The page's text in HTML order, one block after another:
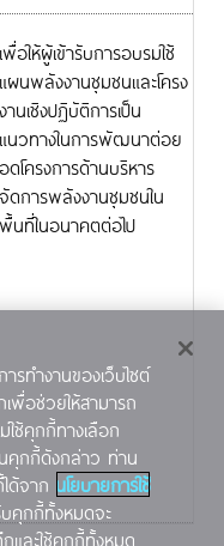
เพื่อให้ผู้เข้ารับการอบรมใช้
แผนพลังงานชุมชนและโครง
งานเชิงปฏิบัติการเป็น
แนวทางในการพัฒนาต่อย
อดโครงการด้านบริหาร
จัดการพลังงานชุมชนใน
พื้นที่ในอนาคตต่อไป
รทำงานของเว็บไซต์
พื่อช่วยให้สามารถ
ใช้คุกกี้ทางเลือก
คุกกี้ดังกล่าว ท่าน
ด้จาก นโยบายการใช้
คุกกี้ทั้งหมดจะ
ละใช้คุกกี้ทั้งหมด